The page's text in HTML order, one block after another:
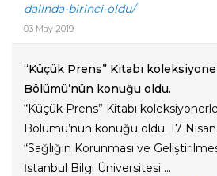
dalinda-birinci-oldu/
03 May 2019
“Küçük Prens” Kitabı
Bölümü’nün konuğu oldu.
“Küçük Prens” Kitabı
Bölümü’nün konuğu oldu. 17
“Sağlığın Korunması ve
İstanbul Bilgi Üniversitesi ...